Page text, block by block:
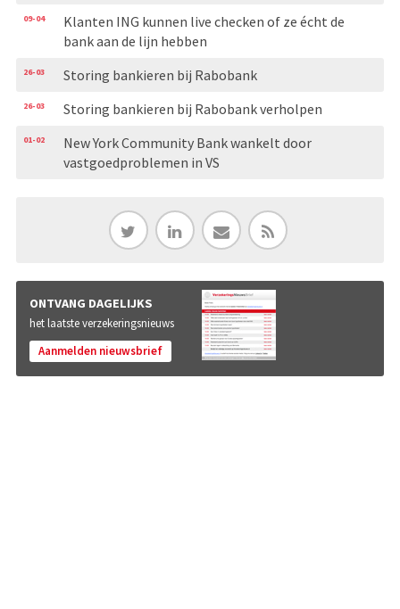
09-04
Klanten ING kunnen live checken of ze écht de
bank aan de lijn hebben
26-03 Storing bankieren bij Rabobank
26-03 Storing bankieren bij Rabobank verholpen
01-02
New York Community Bank wankelt door
vastgoedproblemen in VS
ONTVANG DAGELIJKS
het laatste verzekeringsnieuws
Aanmelden nieuwsbrief